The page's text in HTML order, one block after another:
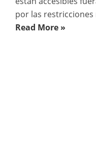
por las
Read More »